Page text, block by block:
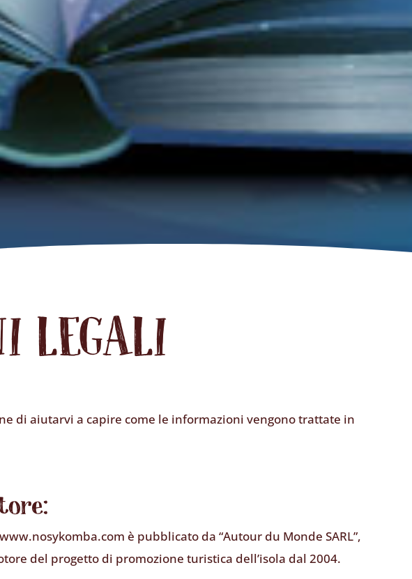
LEGALI
di aiutarvi a capire come le informazioni vengono trattate in
è pubblicato da “Autour du Monde SARL”,
del progetto di promozione turistica dell’isola dal 2004.